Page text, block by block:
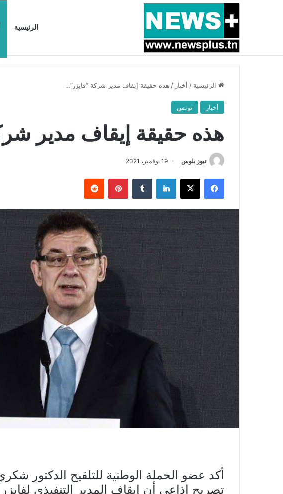
الرئيسية
أخبار عاجلة بسبب المرزوقي وبتكليف من سعيّد: الخارجية تستدعي السفيرة الفرنسية
الرئيسية / أخبار / هذه حقيقة إيقاف مدير شركة “فايزر”..
أخبار تونس
هذه حقيقة إيقاف مدير
نيوز بلوس 19 نوفمبر، 2021
فيسبوك X لينكدإن بينتيريست
أكد عضو الحملة الوطنية للتلقيح الدكتور
تصريح إذاعي أن إيقاف المدير التنفيذي